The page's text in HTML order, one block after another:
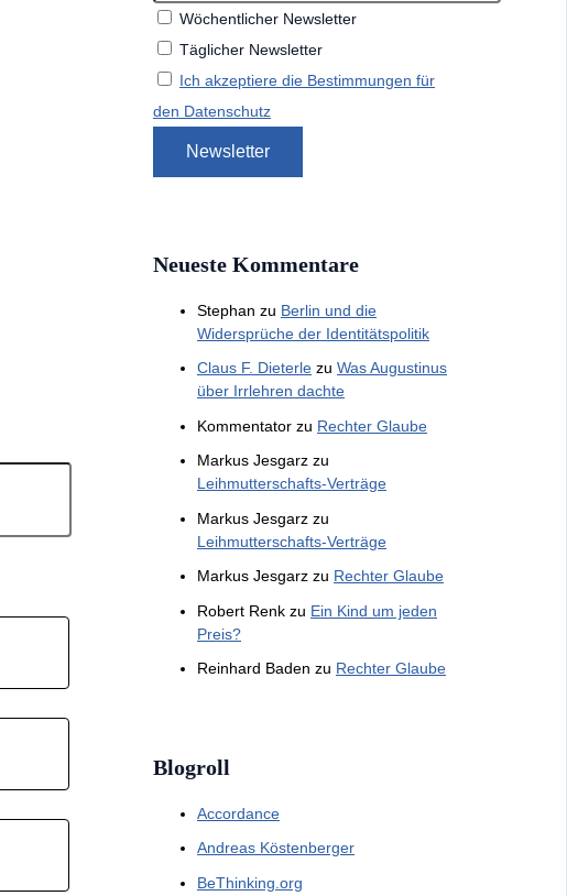
Wöchentlicher Newsletter
Täglicher Newsletter
Ich akzeptiere die Bestimmungen für
den Datenschutz
Neueste Kommentare
Stephan zu Berlin und die
Widersprüche der Identitätspolitik
Claus F. Dieterle zu Was Augustinus
über Irrlehren dachte
Kommentator zu Rechter Glaube
Markus Jesgarz zu
Leihmutterschafts-Verträge
Markus Jesgarz zu
Leihmutterschafts-Verträge
Markus Jesgarz zu Rechter Glaube
Robert Renk zu Ein Kind um jeden
Preis?
Reinhard Baden zu Rechter Glaube
Blogroll
Accordance
Andreas Köstenberger
BeThinking.org